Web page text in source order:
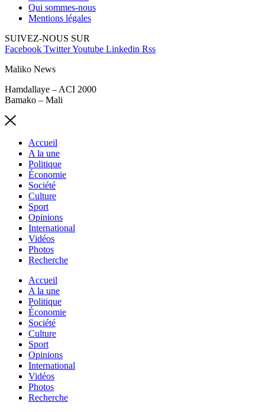
Qui sommes-nous
Mentions légales
SUIVEZ-NOUS SUR
Facebook TwitterYoutube Linkedin Rss
Maliko News
Hamdallaye – ACI 2000
Bamako – Mali
Accueil
A la une
Politique
Économie
Société
Culture
Sport
Opinions
International
Vidéos
Photos
Recherche
Accueil
A la une
Politique
Économie
Société
Culture
Sport
Opinions
International
Vidéos
Photos
Recherche